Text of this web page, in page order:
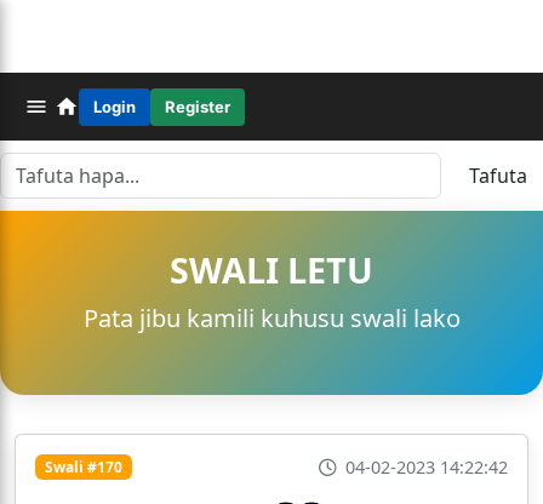
Login Register
Tafuta
SWALI LETU
Pata jibu kamili kuhusu swali lako
Swali #170 04-02-2023 14:22:42